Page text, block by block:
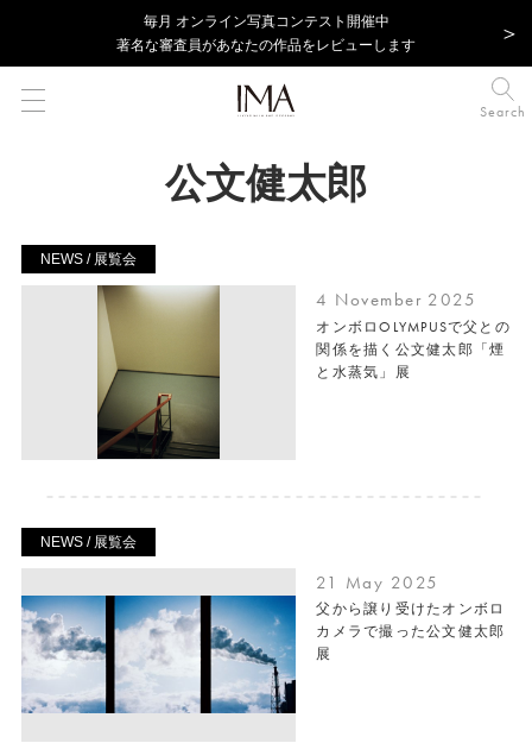
毎⽉ オンライン写真コンテスト開催中
著名な審査員があなたの作品をレビューします
Search
公文健太郎
NEWS / 展覧会
4 November 2025
オンボロOLYMPUSで父との
関係を描く公文健太郎「煙
と水蒸気」展
NEWS / 展覧会
21 May 2025
父から譲り受けたオンボロ
カメラで撮った公文健太郎
展